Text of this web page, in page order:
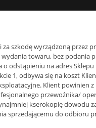
szkodę wyrządzoną przez
towaru, bez podania
odstąpieniu na adres
1, odbywa się na koszt
Klient powinien
przewoźnika/
kserokopię dowodu
sprzedającemu do odbioru